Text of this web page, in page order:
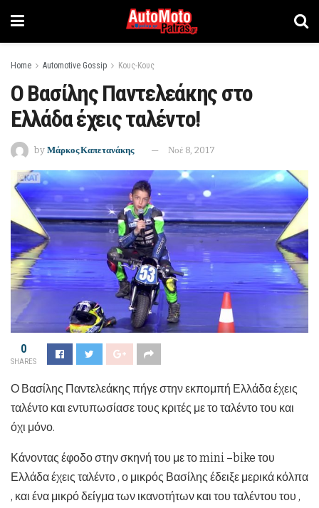
Home Automotive Gossip Κους-Κους
Ο Βασίλης Παντελεάκης στο
Ελλάδα έχεις ταλέντο!
by Μάρκος Καπετανάκης Νοέ 8, 2017
0
SHARES
Ο Βασίλης Παντελεάκης πήγε στην εκπομπή Ελλάδα έχεις
ταλέντο και εντυπωσίασε τους κριτές με το ταλέντο του και
όχι μόνο.
Κάνοντας έφοδο στην σκηνή του με το mini –bike του
Ελλάδα έχεις ταλέντο , ο μικρός Βασίλης έδειξε μερικά κόλπα
, και ένα μικρό δείγμα των ικανοτήτων και του ταλέντου του ,